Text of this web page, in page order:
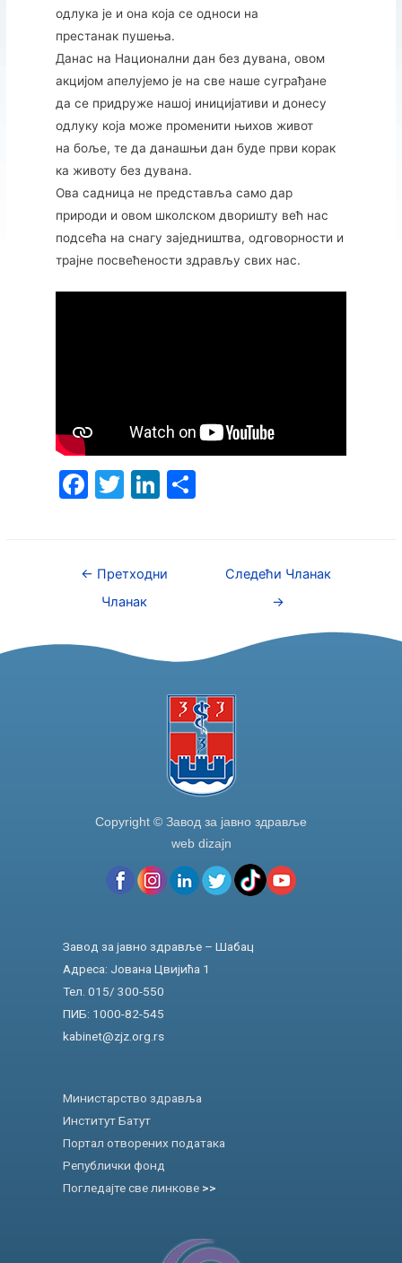
одлука је и она која се односи на
престанак пушења.
Данас на Национални дан без дувана, овом
акцијом апелујемо је на све наше суграђане
да се придруже нашој иницијативи и донесу
одлуку која може променити њихов живот
на боље, те да данашњи дан буде први корак
ка животу без дувана.
Ова садница не представља само дар
природи и овом школском дворишту већ нас
подсећа на снагу заједништва, одговорности и
трајне посвећености здрављу свих нас.
F
e
b
o
T
er
Li
e
S
← Претходни
Чланак
Следећи Чланак
→
Copyright © Завод за јавно здравље
web dizajn
Завод за јавно здравље – Шабац
Адреса: Јована Цвијића 1
Тел. 015/ 300-550
ПИБ: 1000-82-545
kabinet@zjz.org.rs
Министарство здравља
Институт Батут
Портал отворених података
Републички фонд
Погледајте све линкове >>